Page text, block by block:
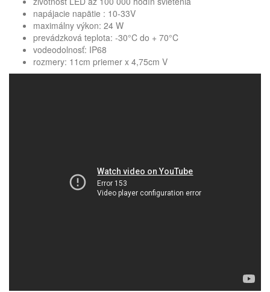
napájacie napätie : 10-33V
maximálny výkon: 24 W
prevádzková teplota: -30°C do + 70°C
vodeodolnosť: IP68
rozmery: 11cm priemer x 4,75cm V